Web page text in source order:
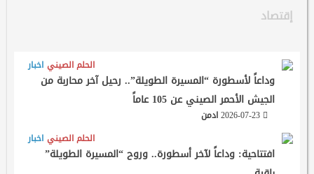
إقتصاد
اخبار الحلم الصيني
وداعاً لأسطورة “المسيرة الطويلة”.. رحيل آخر محاربة من
الجيش الأحمر الصيني عن 105 عاماً
ادمن
اخبار الحلم الصيني
افتتاحية: وداعاً لآخر أسطورة.. وروح “المسيرة الطويلة”